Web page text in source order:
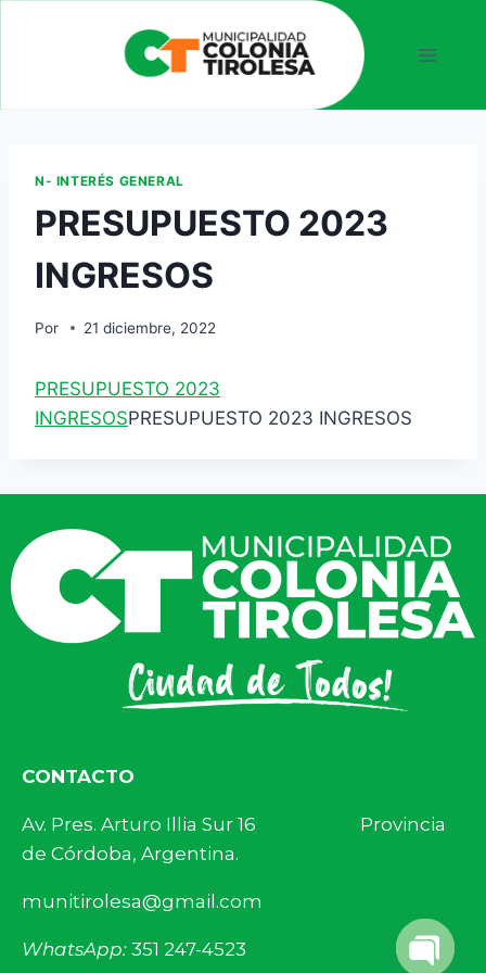
N- INTERÉS GENERAL
PRESUPUESTO 2023
INGRESOS
Por 21 diciembre, 2022
PRESUPUESTO 2023
INGRESOSPRESUPUESTO 2023 INGRESOS
CONTACTO
Av. Pres. Arturo Illia Sur 16 Provincia
de Córdoba, Argentina.
munitirolesa@gmail.com
WhatsApp: 351 247-4523